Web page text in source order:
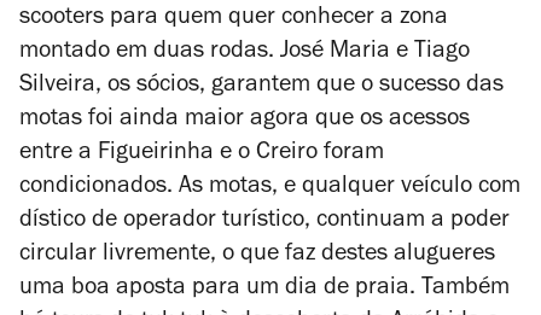
scooters para quem quer conhecer a zona
montado em duas rodas. José Maria e Tiago
Silveira, os sócios, garantem que o sucesso das
motas foi ainda maior agora que os acessos
entre a Figueirinha e o Creiro foram
condicionados. As motas, e qualquer veículo com
dístico de operador turístico, continuam a poder
circular livremente, o que faz destes alugueres
uma boa aposta para um dia de praia. Também